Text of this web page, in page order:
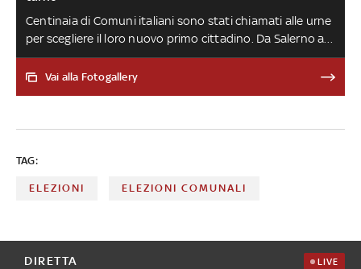
Centinaia di Comuni italiani sono stati chiamati alle urne
per scegliere il loro nuovo primo cittadino. Da Salerno a
Venezia e da Reggio Calabria a Pistoia, ecco chi sono gli
eletti al primo turno
Vai alla Fotogallery
TAG:
ELEZIONI ELEZIONI COMUNALI
DIRETTA LIVE